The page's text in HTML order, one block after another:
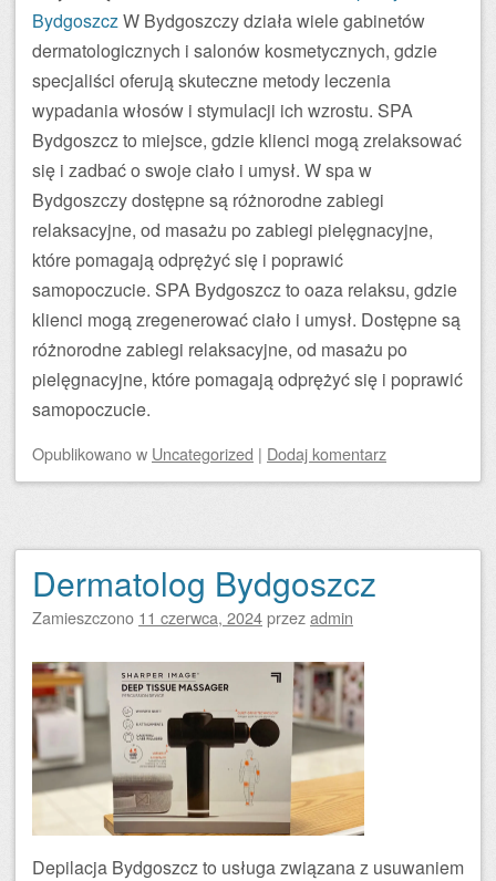
Bydgoszcz W Bydgoszczy działa wiele gabinetów
dermatologicznych i salonów kosmetycznych, gdzie
specjaliści oferują skuteczne metody leczenia
wypadania włosów i stymulacji ich wzrostu. SPA
Bydgoszcz to miejsce, gdzie klienci mogą zrelaksować
się i zadbać o swoje ciało i umysł. W spa w
Bydgoszczy dostępne są różnorodne zabiegi
relaksacyjne, od masażu po zabiegi pielęgnacyjne,
które pomagają odprężyć się i poprawić
samopoczucie. SPA Bydgoszcz to oaza relaksu, gdzie
klienci mogą zregenerować ciało i umysł. Dostępne są
różnorodne zabiegi relaksacyjne, od masażu po
pielęgnacyjne, które pomagają odprężyć się i poprawić
samopoczucie.
Opublikowanow Uncategorized | Dodaj komentarz
Dermatolog Bydgoszcz
Zamieszczono 11 czerwca, 2024przezadmin
Depilacja Bydgoszcz to usługa związana z usuwaniem